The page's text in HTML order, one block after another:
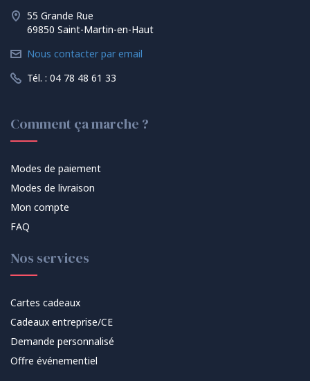
55 Grande Rue
69850 Saint-Martin-en-Haut
Nous contacter par email
Tél. : 04 78 48 61 33
Comment ça marche ?
Modes de paiement
Modes de livraison
Mon compte
FAQ
Nos services
Cartes cadeaux
Cadeaux entreprise/CE
Demande personnalisé
Offre événementiel